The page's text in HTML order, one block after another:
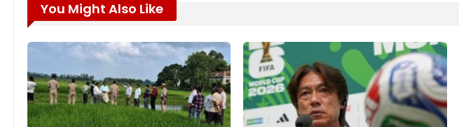
You Might Also Like